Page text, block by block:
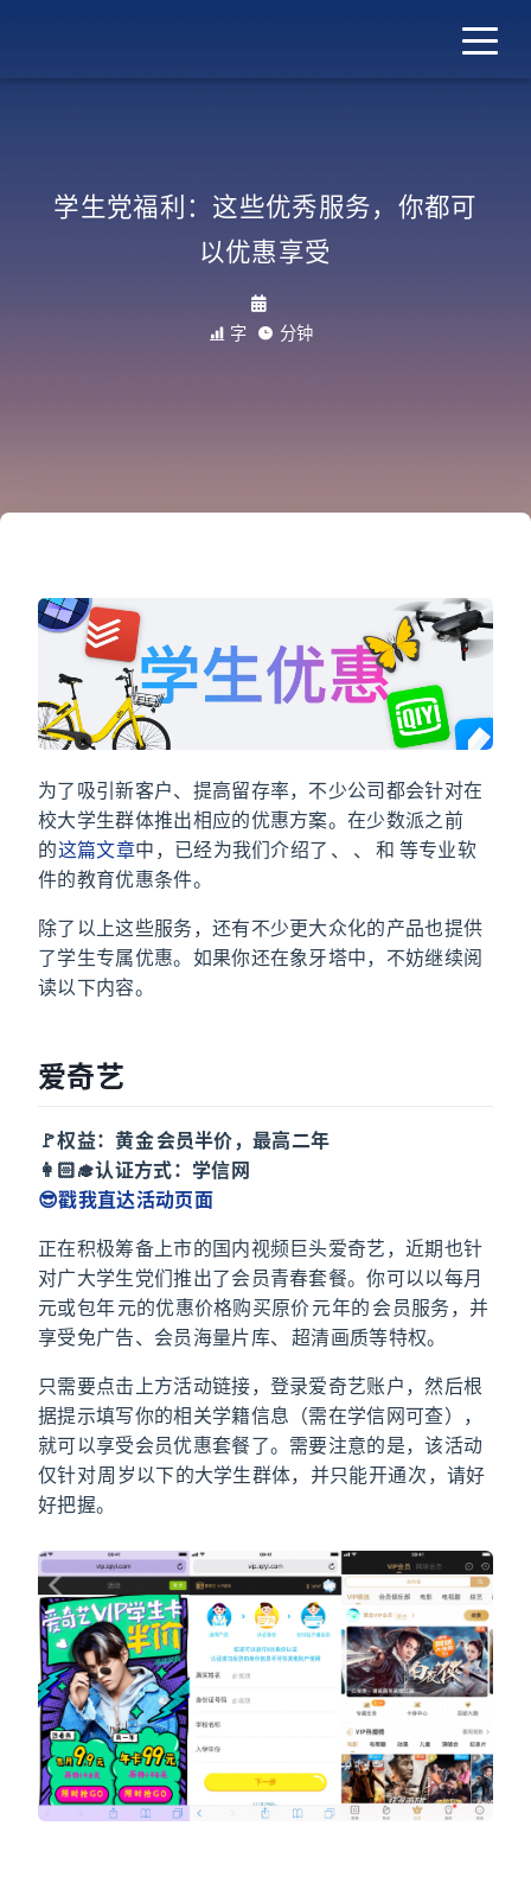
学生党福利：这些优秀服务，你都可
以优惠享受
4.1k 字
13 分钟
为了吸引新客户、提高留存率，不少公司都会针对在
校大学生群体推出相应的优惠方案。在少数派之前
的这篇文章中，已经为我们介绍了 Adobe、GitHub、JetBrains 和 Autodesk 等专业软
件的教育优惠条件。
除了以上这些服务，还有不少更大众化的产品也提供
了学生专属优惠。如果你还在象牙塔中，不妨继续阅
读以下内容。
爱奇艺
🚩权益：黄金 VIP 会员半价，最高二年
👩🏻‍🎓认证方式：学信网
😎戳我直达活动页面
正在积极筹备上市的国内视频巨头爱奇艺，近期也针
对广大学生党们推出了会员青春套餐。你可以以每月 9.9
元或包年 99 元的优惠价格购买原价 198 元/年的 VIP 会员服务，并
享受免广告、会员海量片库、1080P 超清画质等特权。
只需要点击上方活动链接，登录爱奇艺账户，然后根
据提示填写你的相关学籍信息（需在学信网可查），
就可以享受会员优惠套餐了。需要注意的是，该活动
仅针对 22 周岁以下的大学生群体，并只能开通 2 次，请好
好把握。